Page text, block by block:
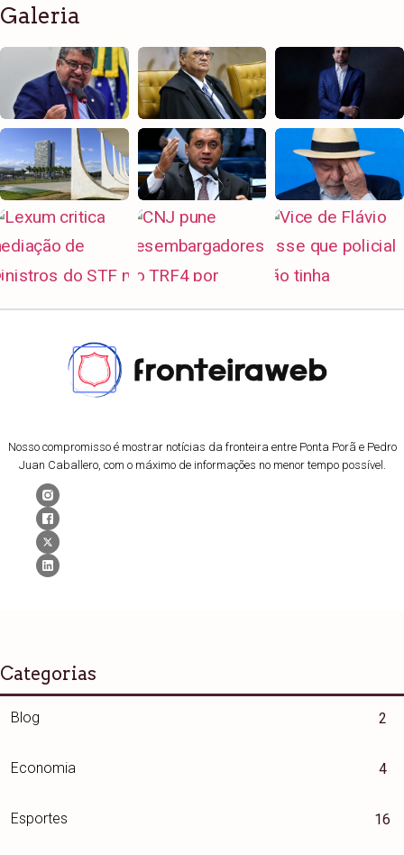
Galeria
Nosso compromisso é mostrar notícias da fronteira entre Ponta Porã e Pedro
Juan Caballero, com o máximo de informações no menor tempo possível.
Categorias
Blog 2
Economia 4
Esportes 16